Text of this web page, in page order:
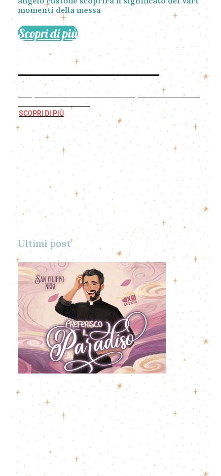
Mistero d'amore
La messa raccontata ai più piccoli
Aiutaci a far conoscere
il nostro libro
illustrato per raccontare la S.Messa ai
bambini.
Il racconto del piccolo Teo che guidato dal suo
angelo custode scoprirà il significato dei vari
momenti della messa
Scopri di più
Mistero d'amore
Scopri il nostro libro illustrato per raccontare la
S.Messa ai bambini
SCOPRI DI PIÙ
Ultimi post